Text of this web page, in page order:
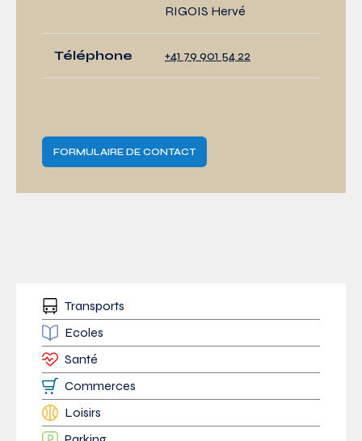
RIGOIS Hervé
Téléphone +41 79 901 54 22
FORMULAIRE DE CONTACT
Transports
Ecoles
Santé
Commerces
Loisirs